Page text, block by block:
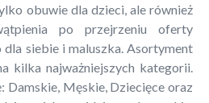
obuwie dla dzieci, ale również
po przejrzeniu oferty
dla siebie i maluszka. Asortyment
kilka najważniejszych kategorii.
Damskie, Męskie, Dziecięce oraz